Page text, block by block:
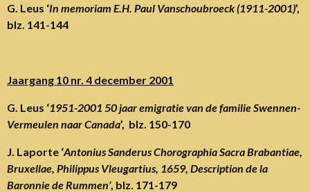
G. Leus ‘In memoriam E.H. Paul Vanschoubroeck (1911-2001)’,
blz. 141-144
Jaargang 10 nr. 4 december 2001
G. Leus ‘1951-2001 50 jaar emigratie van de familie Swennen-
Vermeulen naar Canada’, blz. 150-170
J. Laporte ‘Antonius Sanderus Chorographia Sacra Brabantiae,
Bruxellae, Philippus Vleugartius, 1659, Description de la
Baronnie de Rummen’, blz. 171-179